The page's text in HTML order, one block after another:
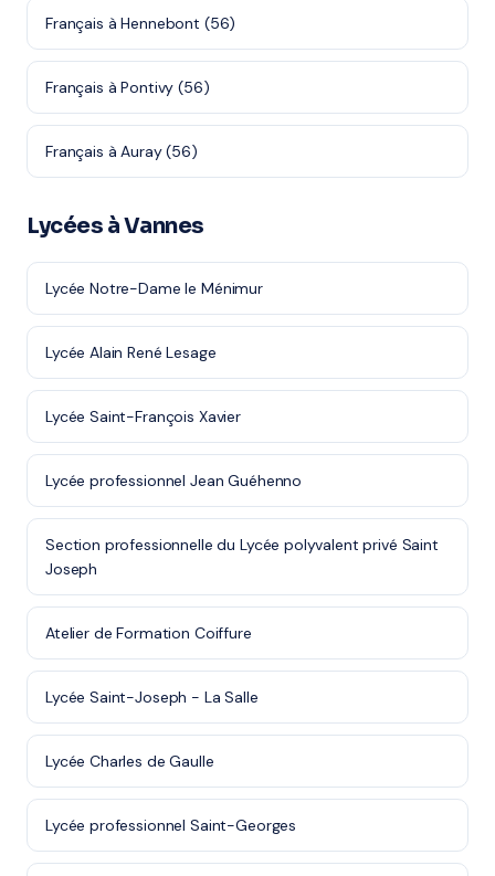
Français à Hennebont (56)
Français à Pontivy (56)
Français à Auray (56)
Lycées à Vannes
Lycée Notre-Dame le Ménimur
Lycée Alain René Lesage
Lycée Saint-François Xavier
Lycée professionnel Jean Guéhenno
Section professionnelle du Lycée polyvalent privé Saint
Joseph
Atelier de Formation Coiffure
Lycée Saint-Joseph - La Salle
Lycée Charles de Gaulle
Lycée professionnel Saint-Georges